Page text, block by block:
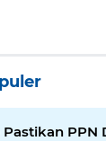
PPN